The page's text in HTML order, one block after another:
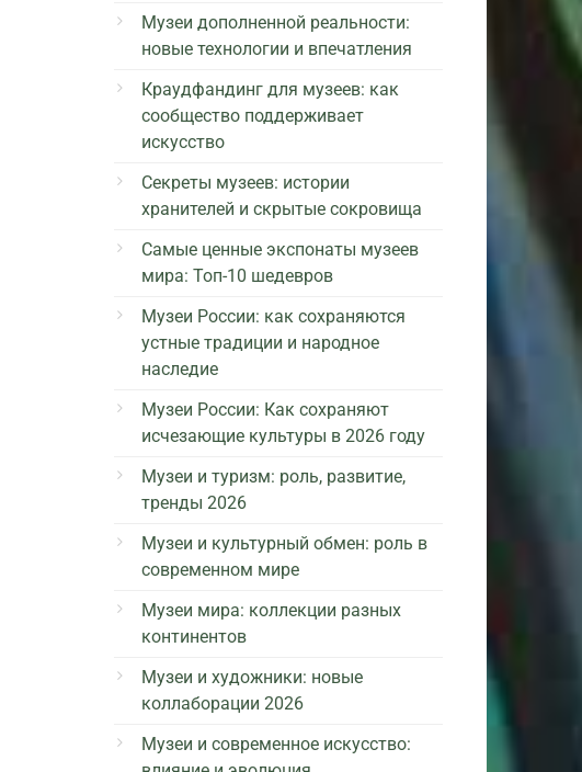
Музеи дополненной реальности:
новые технологии и впечатления
Краудфандинг для музеев: как
сообщество поддерживает
искусство
Секреты музеев: истории
хранителей и скрытые сокровища
Самые ценные экспонаты музеев
мира: Топ-10 шедевров
Музеи России: как сохраняются
устные традиции и народное
наследие
Музеи России: Как сохраняют
исчезающие культуры в 2026 году
Музеи и туризм: роль, развитие,
тренды 2026
Музеи и культурный обмен: роль в
современном мире
Музеи мира: коллекции разных
континентов
Музеи и художники: новые
коллаборации 2026
Музеи и современное искусство: